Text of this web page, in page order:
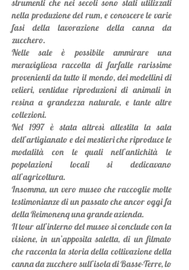
strumenti che nei secoli sono stati utilizzati
nella produzione del rum, e conoscere le varie
fasi della lavorazione della canna da
zucchero.
Nelle sale è possibile ammirare una
meravigliosa raccolta di farfalle rarissime
provenienti da tutto il mondo, dei modellini di
velieri, ventidue riproduzioni di animali in
resina a grandezza naturale, e tante altre
collezioni.
Nel 1997 è stata altresì allestita la sala
dell’artigianato e dei mestieri che riproduce le
modalità con le quali nell’antichità le
popolazioni locali si dedicavano
all’agricoltura.
Insomma, un vero museo che raccoglie molte
testimonianze di un passato che ancor oggi fa
della Reimonenq una grande azienda.
Il tour all’interno del museo si conclude con la
visione, in un’apposita saletta, di un filmato
che racconta la storia della coltivazione della
canna da zucchero sull’isola di Basse-Terre, lo